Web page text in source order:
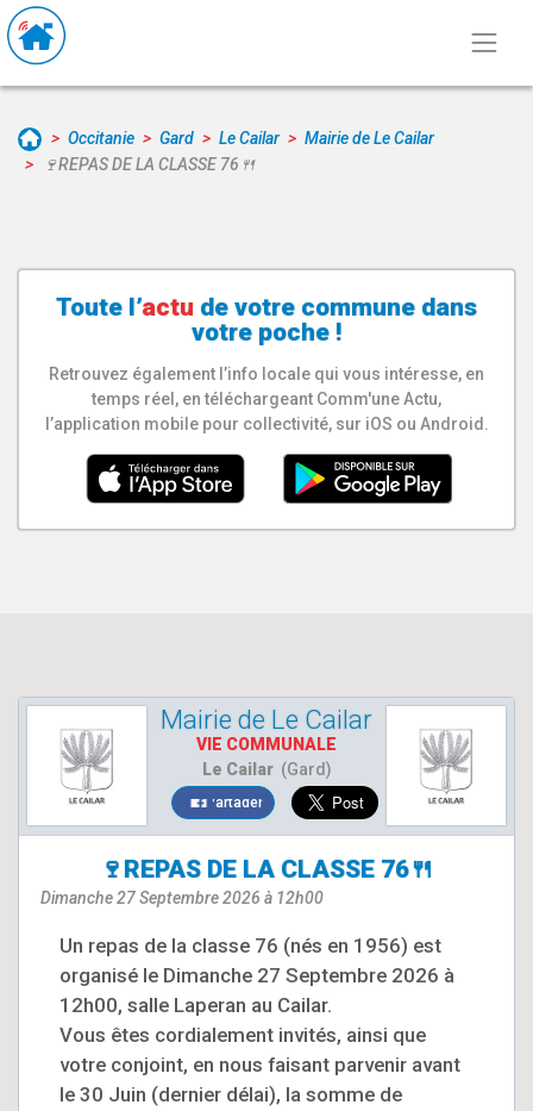
Occitanie Gard Le Cailar
Mairie de Le Cailar
🍷REPAS DE LA CLASSE 76🍴
Toute l’actu de votre commune dans
votre poche !
Retrouvez également l’info locale qui vous intéresse, en
temps réel, en téléchargeant Comm'une Actu,
l’application mobile pour collectivité, sur iOS ou Android.
Mairie de Le Cailar
VIE COMMUNALE
Le Cailar(Gard)
Partager
🍷REPAS DE LA CLASSE 76🍴
Dimanche 27 Septembre 2026 à 12h00
Un repas de la classe 76 (nés en 1956) est
organisé le Dimanche 27 Septembre 2026 à
12h00, salle Laperan au Cailar.
Vous êtes cordialement invités, ainsi que
votre conjoint, en nous faisant parvenir avant
le 30 Juin (dernier délai), la somme de